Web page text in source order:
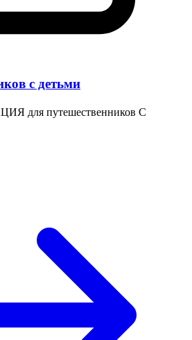
с детьми
для путешественников С